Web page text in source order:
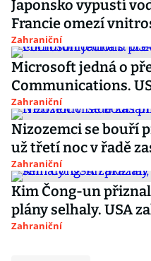
Japonsko vypustí
Francie omezí
Zahraniční
Microsoft jedná o
Communications.
Zahraniční
Nizozemci se bouří
už třetí noc v řadě
Zahraniční
Kim Čong-un
plány selhaly. USA
Zahraniční